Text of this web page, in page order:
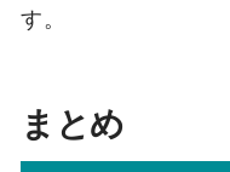
す。
まとめ